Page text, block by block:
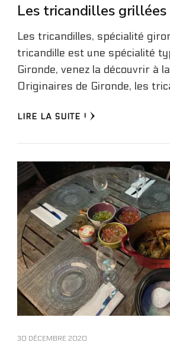
Les tricandilles grillées
Les tricandilles, spécialité
tricandille est une spécialité
Gironde, venez la découvrir à
Originaires de Gironde, les
LIRE LA SUITE !
30 DÉCEMBRE 2020